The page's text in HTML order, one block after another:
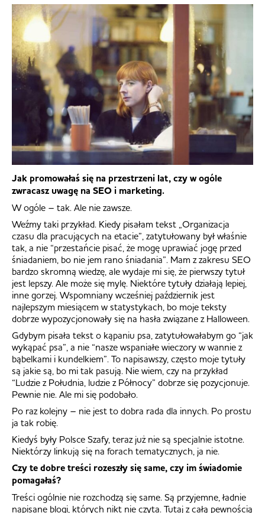
Jak promowałaś się na przestrzeni lat, czy w ogóle
zwracasz uwagę na SEO i marketing.
W ogóle – tak. Ale nie zawsze.
Weźmy taki przykład. Kiedy pisałam tekst „Organizacja
czasu dla pracujących na etacie”, zatytułowany był właśnie
tak, a nie “przestańcie pisać, że mogę uprawiać jogę przed
śniadaniem, bo nie jem rano śniadania”. Mam z zakresu SEO
bardzo skromną wiedzę, ale wydaje mi się, że pierwszy tytuł
jest lepszy. Ale może się mylę. Niektóre tytuły działają lepiej,
inne gorzej. Wspomniany wcześniej październik jest
najlepszym miesiącem w statystykach, bo moje teksty
dobrze wypozycjonowały się na hasła związane z Halloween.
Gdybym pisała tekst o kąpaniu psa, zatytułowałabym go “jak
wykąpać psa”, a nie “nasze wspaniałe wieczory w wannie z
bąbelkami i kundelkiem”. To napisawszy, często moje tytuły
są jakie są, bo mi tak pasują. Nie wiem, czy na przykład
“Ludzie z Południa, ludzie z Północy” dobrze się pozycjonuje.
Pewnie nie. Ale mi się podobało.
Po raz kolejny – nie jest to dobra rada dla innych. Po prostu
ja tak robię.
Kiedyś były Polsce Szafy, teraz już nie są specjalnie istotne.
Niektórzy linkują się na forach tematycznych, ja nie.
Czy te dobre treści rozeszły się same, czy im świadomie
pomagałaś?
Treści ogólnie nie rozchodzą się same. Są przyjemne, ładnie
napisane blogi, których nikt nie czyta. Tutaj z całą pewnością